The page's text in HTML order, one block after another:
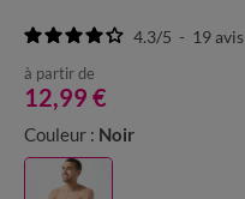
4.3/5 - 19avis
à partir de
12,99 €
Couleur : Noir